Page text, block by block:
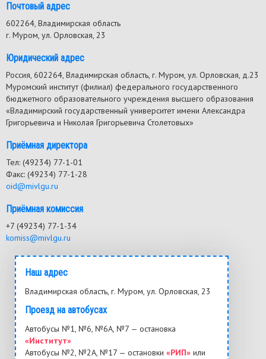
Почтовый адрес
602264, Владимирская область
г. Муром, ул. Орловская, 23
Юридический адрес
Россия, 602264, Владимирская область, г. Муром, ул. Орловская, д.23
Муромский институт (филиал) федерального государственного
бюджетного образовательного учреждения высшего образования
«Владимирский государственный университет имени Александра
Григорьевича и Николая Григорьевича Столетовых»
Приёмная директора
Тел: (49234) 77-1-01
Факс: (49234) 77-1-28
oid@mivlgu.ru
Приёмная комиссия
+7 (49234) 77-1-34
komiss@mivlgu.ru
Наш адрес
Владимирская область, г. Муром, ул. Орловская, 23
Проезд на автобусах
Автобусы №1, №6, №6А, №7 — остановка
«Институт»
Автобусы №2, №2А, №17 — остановки «РИП» или